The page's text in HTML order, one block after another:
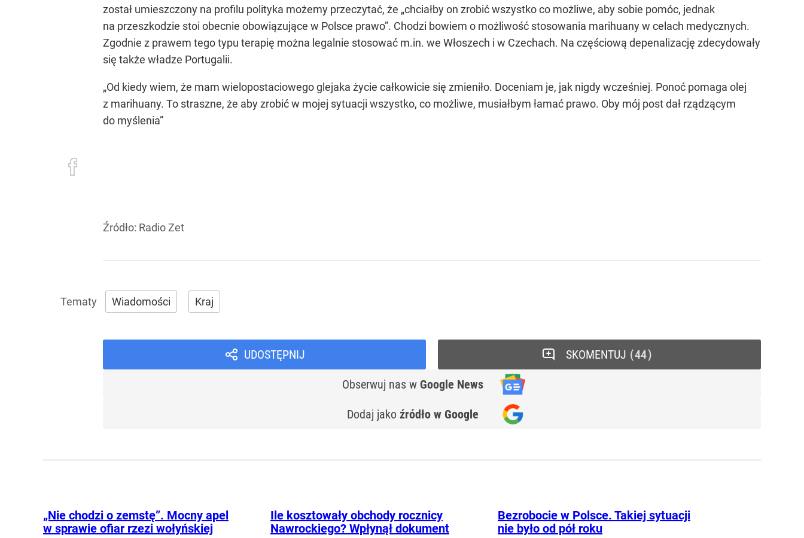
został umieszczony na profilu polityka możemy przeczytać, że „chciałby on zrobić wszystko co możliwe, aby sobie pomóc, jednak
na przeszkodzie stoi obecnie obowiązujące w Polsce prawo”. Chodzi bowiem o możliwość stosowania marihuany w celach medycznych.
Zgodnie z prawem tego typu terapię można legalnie stosować m.in. we Włoszech i w Czechach. Na częściową depenalizację zdecydowały
się także władze Portugalii.
„Od kiedy wiem, że mam wielopostaciowego glejaka życie całkowicie się zmieniło. Doceniam je, jak nigdy wcześniej. Ponoć pomaga olej
z marihuany. To straszne, że aby zrobić w mojej sytuacji wszystko, co możliwe, musiałbym łamać prawo. Oby mój post dał rządzącym
do myślenia”
Źródło: Radio Zet
Wiadomości Kraj
UDOSTĘPNIJ
Obserwuj nas w Google News
Dodaj jako źródło w Google
SKOMENTUJ 44
„Nie chodzi o zemstę”. Mocny apel
w sprawie ofiar rzezi wołyńskiej
Ile kosztowały obchody rocznicy
Nawrockiego? Wpłynął dokument
Bezrobocie w Polsce. Takiej sytuacji
nie było od pół roku